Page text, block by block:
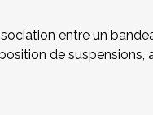
entre un
de